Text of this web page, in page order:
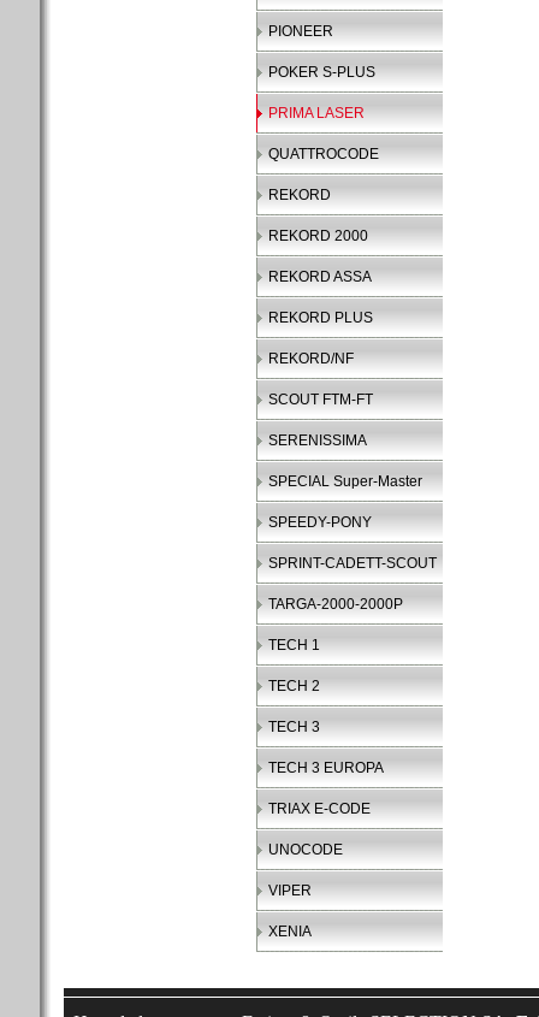
PIONEER
POKER S-PLUS
PRIMA LASER
QUATTROCODE
REKORD
REKORD 2000
REKORD ASSA
REKORD PLUS
REKORD/NF
SCOUT FTM-FT
SERENISSIMA
SPECIAL Super-Master
SPEEDY-PONY
SPRINT-CADETT-SCOUT
TARGA-2000-2000P
TECH 1
TECH 2
TECH 3
TECH 3 EUROPA
TRIAX E-CODE
UNOCODE
VIPER
XENIA